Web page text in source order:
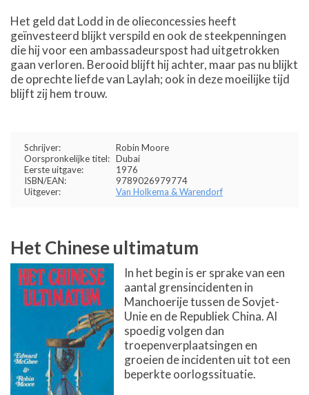
Het geld dat Lodd in de olieconcessies heeft
geïnvesteerd blijkt verspild en ook de steekpenningen
die hij voor een ambassadeurspost had uitgetrokken
gaan verloren. Berooid blijft hij achter, maar pas nu blijkt
de oprechte liefde van Laylah; ook in deze moeilijke tijd
blijft zij hem trouw.
Schrijver:
Robin Moore
Oorspronkelijke titel: Dubai
Eerste uitgave:
1976
ISBN/EAN:
9789026979774
Uitgever:
Van Holkema & Warendorf
Het Chinese ultimatum
In het begin is er sprake van een
aantal grensincidenten in
Manchoerije tussen de Sovjet-
Unie en de Republiek China. Al
spoedig volgen dan
troepenverplaatsingen en
groeien de incidenten uit tot een
beperkte oorlogssituatie.